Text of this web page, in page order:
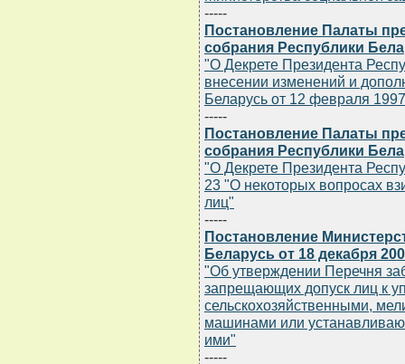
-----
Постановление Палаты
собрания Республики
"О Декрете Президента
внесении изменений и
Беларусь от 12 февраля
-----
Постановление Палаты
собрания Республики
"О Декрете Президента
23 "О некоторых вопросах
лиц"
-----
Постановление
Беларусь от 18 декабря
"Об утверждении Перечня
запрещающих допуск лиц к
сельскохозяйственными,
машинами или
ими"
-----